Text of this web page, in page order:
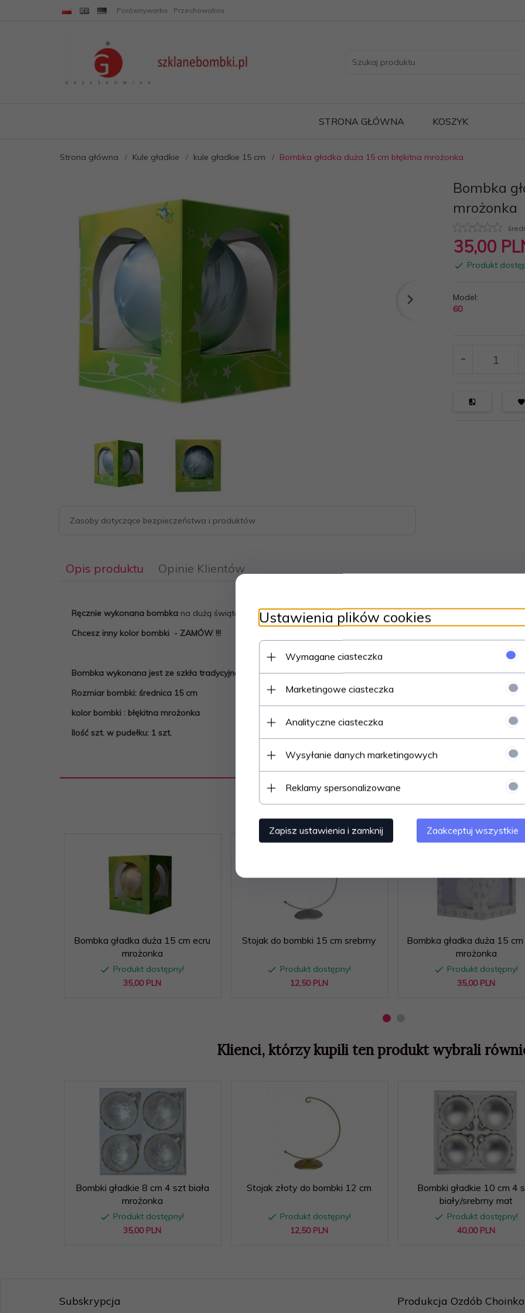
Porównywarka Przechowalnia
STRONA GŁÓWNA KOSZYK
Strona główna Kule gładkie kule gładkie 15 cm Bombka gładka duża 15 cm błękitna mrożonka
Zasoby dotyczące bezpieczeństwa i produktów
Bombka
mrożonka
35,00
Produkt
Model:
60
Opis produktu Opinie Klientów
Ręcznie wykonana bombka na dużą świąteczną choinkę lub do zawieszenia na stojaku. Bombka jest doskonałym
Chcesz inny kolor bombki - ZAMÓW !!!
Bombka wykonana jest ze szkła tradycyjną metodą ręczną.
Rozmiar bombki: średnica 15 cm
kolor bombki : błękitna mrożonka
Ilość szt. w pudełku: 1 szt.
Polecamy
Bombka gładka duża 15 cm ecru
mrożonka
Produkt dostępny!
35,00 PLN
Stojak do bombki 15 cm srebrny
Produkt dostępny!
12,50 PLN
Bombka gładka duża 15 cm
mrożonka
Produkt dostępny!
35,00 PLN
Klienci, którzy kupili ten produkt wybrali
Bombki gładkie 8 cm 4 szt biała
mrożonka
Produkt dostępny!
35,00 PLN
Stojak złoty do bombki 12 cm
Produkt dostępny!
12,50 PLN
Bombki gładkie 10 cm 4
biały/srebrny mat
Produkt dostępny!
40,00 PLN
Subskrypcja Produkcja Ozdób
Ustawienia plików cookies
Wymagane ciasteczka
Marketingowe ciasteczka
Analityczne ciasteczka
Wysyłanie danych marketingowych
Reklamy spersonalizowane
Zapisz ustawienia i zamknij Zaakceptuj wszystkie